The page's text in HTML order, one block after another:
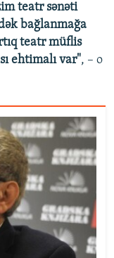
teatr sənəti
bağlanmağa
teatr müflis
ehtimalı var", – o